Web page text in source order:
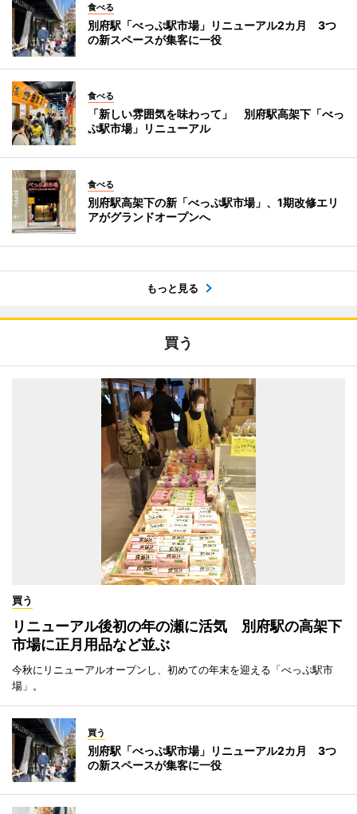
食べる
別府駅「べっぷ駅市場」リニューアル2カ月 3つ
の新スペースが集客に一役
食べる
「新しい雰囲気を味わって」 別府駅高架下「べっ
ぷ駅市場」リニューアル
食べる
別府駅高架下の新「べっぷ駅市場」、1期改修エリ
アがグランドオープンへ
もっと見る
買う
買う
リニューアル後初の年の瀬に活気 別府駅の高架下
市場に正月用品など並ぶ
今秋にリニューアルオープンし、初めての年末を迎える「べっぷ駅市
場」。
買う
別府駅「べっぷ駅市場」リニューアル2カ月 3つ
の新スペースが集客に一役